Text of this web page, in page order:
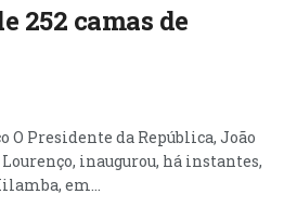
252 camas de
O Presidente da República, João
inaugurou, há instantes,
em...